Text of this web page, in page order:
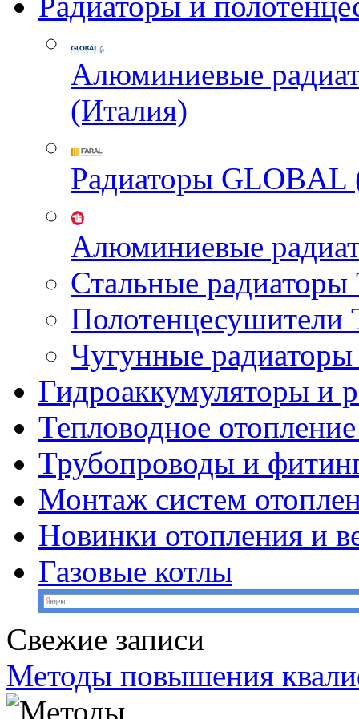
Алюминиевые
(Италия)
Радиаторы GLOBAL
Алюминиевые
Стальные
Чугунные
Гидроаккумуляторы и
Тепловодное
Трубопроводы и
Монтаж систем
Новинки отопления и
Газовые котлы
Свежие записи
Методы повышения